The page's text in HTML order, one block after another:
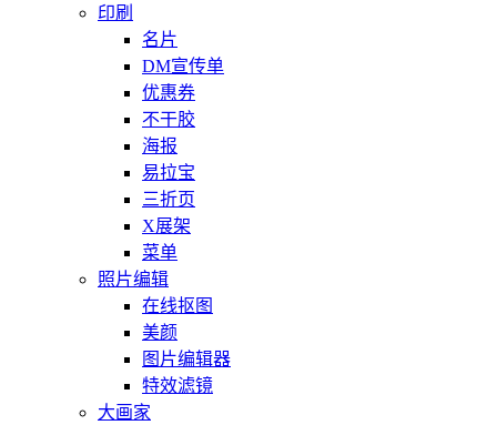
印刷
名片
DM宣传单
优惠券
不干胶
海报
易拉宝
三折页
X展架
菜单
照片编辑
在线抠图
美颜
图片编辑器
特效滤镜
大画家